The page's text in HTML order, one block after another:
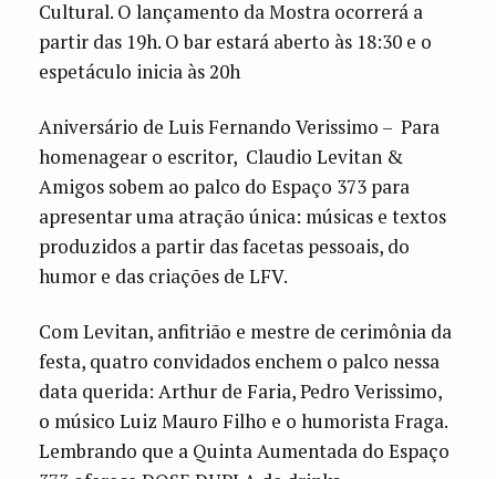
Cultural. O lançamento da Mostra ocorrerá a
partir das 19h. O bar estará aberto às 18:30 e o
espetáculo inicia às 20h
Aniversário de Luis Fernando Verissimo – Para
homenagear o escritor, Claudio Levitan &
Amigos sobem ao palco do Espaço 373 para
apresentar uma atração única: músicas e textos
produzidos a partir das facetas pessoais, do
humor e das criações de LFV.
Com Levitan, anfitrião e mestre de cerimônia da
festa, quatro convidados enchem o palco nessa
data querida: Arthur de Faria, Pedro Verissimo,
o músico Luiz Mauro Filho e o humorista Fraga.
Lembrando que a Quinta Aumentada do Espaço